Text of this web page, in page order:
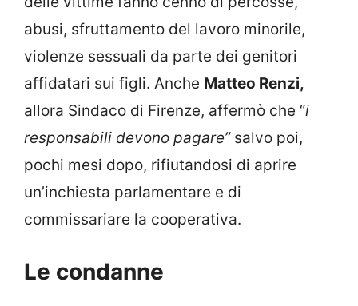
abusi, sfruttamento del lavoro minorile,
violenze sessuali da parte dei genitori
affidatari sui figli. Anche Matteo Renzi,
allora Sindaco di Firenze, affermò che “i
responsabili devono pagare”salvo poi,
pochi mesi dopo, rifiutandosi di aprire
un’inchiesta parlamentare e di
commissariare la cooperativa.
Le condanne